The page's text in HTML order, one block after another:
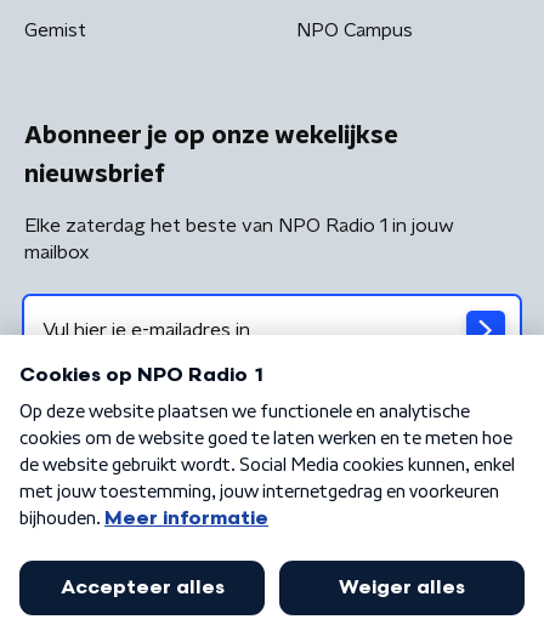
Gemist NPO Campus
Abonneer je op onze wekelijkse
nieuwsbrief
Elke zaterdag het beste van NPO Radio 1 in jouw
mailbox
Algemene voorwaarden